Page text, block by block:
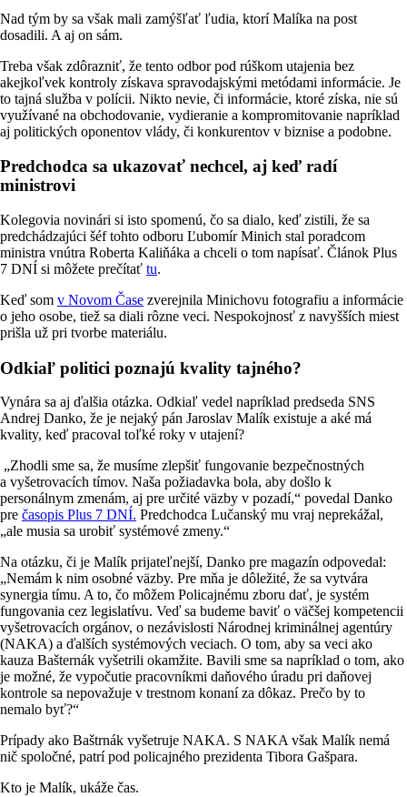
Nad tým by sa však mali zamýšľať ľudia, ktorí Malíka na post
dosadili. A aj on sám.
Treba však zdôrazniť, že tento odbor pod rúškom utajenia bez
akejkoľvek kontroly získava spravodajskými metódami informácie. Je
to tajná služba v polícii. Nikto nevie, či informácie, ktoré získa, nie sú
využívané na obchodovanie, vydieranie a kompromitovanie napríklad
aj politických oponentov vlády, či konkurentov v biznise a podobne.
Predchodca sa ukazovať nechcel, aj keď radí
ministrovi
Kolegovia novinári si isto spomenú, čo sa dialo, keď zistili, že sa
predchádzajúci šéf tohto odboru Ľubomír Minich stal poradcom
ministra vnútra Roberta Kaliňáka a chceli o tom napísať. Článok Plus
7 DNÍ si môžete prečítať tu.
Keď som v Novom Čase zverejnila Minichovu fotografiu a informácie
o jeho osobe, tiež sa diali rôzne veci. Nespokojnosť z navyšších miest
prišla už pri tvorbe materiálu.
Odkiaľ politici poznajú kvality tajného?
Vynára sa aj ďalšia otázka. Odkiaľ vedel napríklad predseda SNS
Andrej Danko, že je nejaký pán Jaroslav Malík existuje a aké má
kvality, keď pracoval toľké roky v utajení?
„Zhodli sme sa, že musíme zlepšiť fungovanie bezpečnostných
a vyšetrovacích tímov. Naša požiadavka bola, aby došlo k
personálnym zmenám, aj pre určité väzby v pozadí,“ povedal Danko
pre časopis Plus 7 DNÍ. Predchodca Lučanský mu vraj neprekážal,
„ale musia sa urobiť systémové zmeny.“
Na otázku, či je Malík prijateľnejší, Danko pre magazín odpovedal:
„Nemám k nim osobné väzby. Pre mňa je dôležité, že sa vytvára
synergia tímu. A to, čo môžem Policajnému zboru dať, je systém
fungovania cez legislatívu. Veď sa budeme baviť o väčšej kompetencii
vyšetrovacích orgánov, o nezávislosti Národnej kriminálnej agentúry
(NAKA) a ďalších systémových veciach. O tom, aby sa veci ako
kauza Bašternák vyšetrili okamžite. Bavili sme sa napríklad o tom, ako
je možné, že vypočutie pracovníkmi daňového úradu pri daňovej
kontrole sa nepovažuje v trestnom konaní za dôkaz. Prečo by to
nemalo byť?“
Prípady ako Baštrnák vyšetruje NAKA. S NAKA však Malík nemá
nič spoločné, patrí pod policajného prezidenta Tibora Gašpara.
Kto je Malík, ukáže čas.